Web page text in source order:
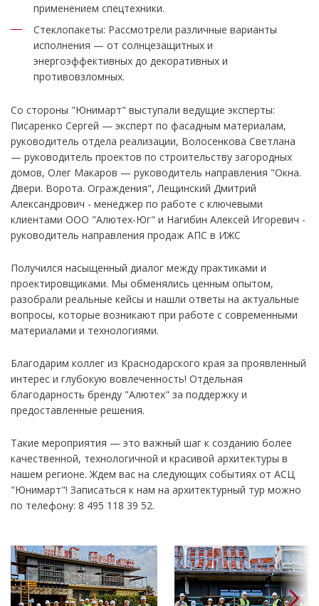
применением спецтехники.
Стеклопакеты: Рассмотрели различные варианты
исполнения — от солнцезащитных и
энергоэффективных до декоративных и
противовзломных.
Со стороны "Юнимарт" выступали ведущие эксперты:
Писаренко Сергей — эксперт по фасадным материалам,
руководитель отдела реализации, Волосенкова Светлана
— руководитель проектов по строительству загородных
домов, Олег Макаров — руководитель направления "Окна.
Двери. Ворота. Ограждения", Лещинский Дмитрий
Александрович - менеджер по работе с ключевыми
клиентами ООО "Алютех-Юг" и Нагибин Алексей Игоревич -
руководитель направления продаж АПС в ИЖС
Получился насыщенный диалог между практиками и
проектировщиками. Мы обменялись ценным опытом,
разобрали реальные кейсы и нашли ответы на актуальные
вопросы, которые возникают при работе с современными
материалами и технологиями.
Благодарим коллег из Краснодарского края за проявленный
интерес и глубокую вовлеченность! Отдельная
благодарность бренду "Алютех" за поддержку и
предоставленные решения.
Такие мероприятия — это важный шаг к созданию более
качественной, технологичной и красивой архитектуры в
нашем регионе. Ждем вас на следующих событиях от АСЦ
"Юнимарт"! Записаться к нам на архитектурный тур можно
по телефону: 8 495 118 39 52.